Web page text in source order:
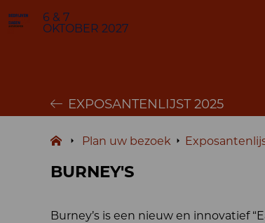
6 & 7
OKTOBER 2027
EXPOSANTENLIJST 2025
Plan uw bezoek
BURNEY'S
Burney’s is een nieuw en innovatief